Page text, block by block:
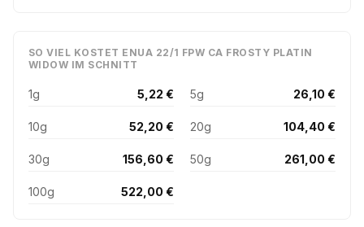
SO VIEL KOSTET ENUA 22/1 FPW CA FROSTY PLATIN
WIDOW IM SCHNITT
1g 5,22 € 5g 26,10 €
10g 52,20 € 20g 104,40 €
30g 156,60 € 50g 261,00 €
100g 522,00 €